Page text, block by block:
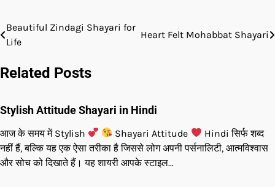
Post
Beautiful Zindagi Shayari for
Life
Heart Felt Mohabbat Shayari
Related Posts
Stylish Attitude Shayari in Hindi
आज के समय में Stylish Shayari Attitude
Hindi सिर्फ शब्द
नहीं हैं, बल्कि यह एक ऐसा तरीका है जिससे लोग अपनी पर्सनालिटी, आत्मविश्वास
और सोच को दिखाते हैं। यह शायरी आपके स्टाइल…